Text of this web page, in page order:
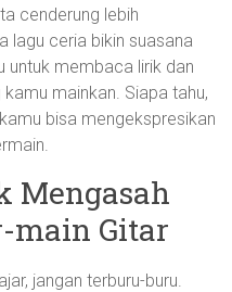
cenderung lebih
lagu ceria bikin suasana
untuk membaca lirik dan
mainkan. Siapa tahu,
bisa mengekspresikan
Mengasah
main Gitar
jangan terburu-buru.